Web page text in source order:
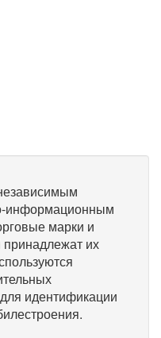
информационным
марки и
их
идентификации